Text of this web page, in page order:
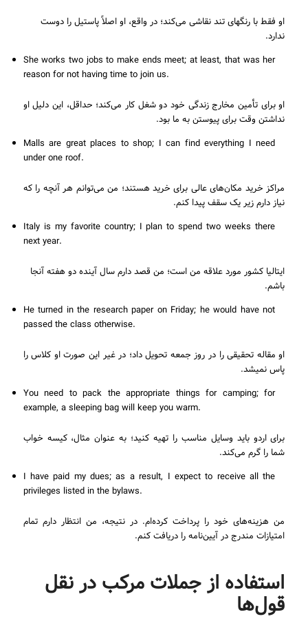
او فقط با رنگهای تند نقاشی می‌کند؛ در واقع، او اصلاً پاستیل را دوست
ندارد.
She works two jobs to make ends meet; at least, that was her
reason for not having time to join us.
او برای تأمین مخارج زندگی خود دو شغل کار می‌کند؛ حداقل، این دلیل او
نداشتن وقت برای پیوستن به ما بود.
Malls are great places to shop; I can find everything I need
under one roof.
مراکز خرید مکان‌های عالی برای خرید هستند؛ من می‌توانم هر آنچه را که
نیاز دارم زیر یک سقف پیدا کنم.
Italy is my favorite country; I plan to spend two weeks there
next year.
ایتالیا کشور مورد علاقه من است؛ من قصد دارم سال آینده دو هفته آنجا
باشم.
He turned in the research paper on Friday; he would have not
passed the class otherwise.
او مقاله تحقیقی را در روز جمعه تحویل داد؛ در غیر این صورت او کلاس را
پاس نمیشد.
You need to pack the appropriate things for camping; for
example, a sleeping bag will keep you warm.
برای اردو باید وسایل مناسب را تهیه کنید؛ به عنوان مثال، کیسه خواب
شما را گرم می‌کند.
I have paid my dues; as a result, I expect to receive all the
privileges listed in the bylaws.
من هزینه‌های خود را پرداخت کرده‌ام. در نتیجه، من انتظار دارم تمام
امتیازات مندرج در آیین‌نامه را دریافت کنم.
استفاده از جملات مرکب در نقل
قول‌ها